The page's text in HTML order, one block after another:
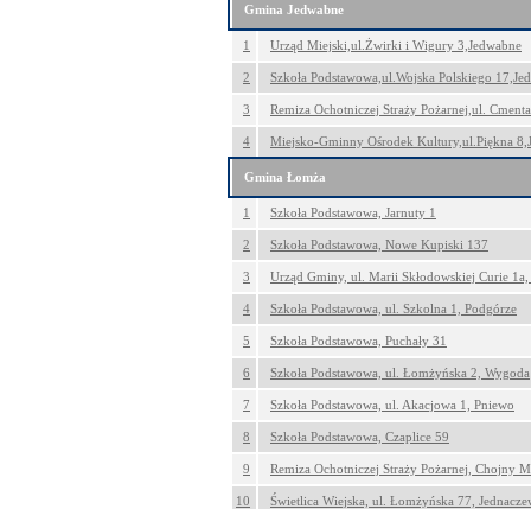
Gmina Jedwabne
1 Urząd Miejski,ul.Żwirki i Wigury 3,Jedwabne
2 Szkoła Podstawowa,ul.Wojska Polskiego
3 Remiza Ochotniczej Straży Pożarnej,ul.
4 Miejsko-Gminny Ośrodek Kultury,ul.Piękna
Gmina Łomża
1 Szkoła Podstawowa, Jarnuty 1
2 Szkoła Podstawowa, Nowe Kupiski 137
3 Urząd Gminy, ul. Marii Skłodowskiej Curie
4 Szkoła Podstawowa, ul. Szkolna 1, Podgórze
5 Szkoła Podstawowa, Puchały 31
6 Szkoła Podstawowa, ul. Łomżyńska 2, Wygoda
7 Szkoła Podstawowa, ul. Akacjowa 1, Pniewo
8 Szkoła Podstawowa, Czaplice 59
9 Remiza Ochotniczej Straży Pożarnej, Chojny
10 Świetlica Wiejska, ul. Łomżyńska 77,